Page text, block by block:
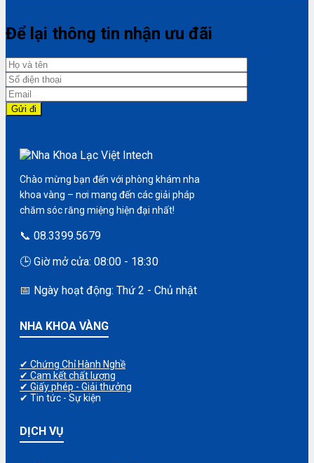
Để lại thông tin nhận ưu đãi
Chào mừng bạn đến với phòng khám nha
khoa vàng – nơi mang đến các giải pháp
chăm sóc răng miệng hiện đại nhất!
📞 08.3399.5679
🕒 Giờ mở cửa: 08:00 - 18:30
📅 Ngày hoạt động: Thứ 2 - Chủ nhật
NHA KHOA VÀNG
✔ Chứng Chỉ Hành Nghề
✔ Cam kết chất lượng
✔ Giấy phép - Giải thưởng
✔ Tin tức - Sự kiện
DỊCH VỤ